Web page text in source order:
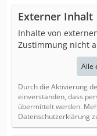
Externer Inhalt
Inhalte von
Zustimmung nicht
Alle
Durch die Aktivierung
einverstanden, dass
übermittelt werden.
Datenschutzerklärung